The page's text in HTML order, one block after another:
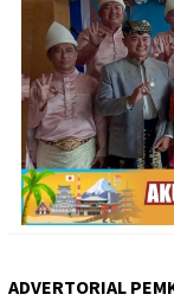
ADVERTORIAL